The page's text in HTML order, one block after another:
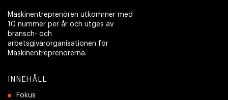
Maskinentreprenören utkommer med
10 nummer per år och utges av
bransch- och
arbetsgivarorganisationen för
Maskinentreprenörerna.
INNEHÅLL
Fokus